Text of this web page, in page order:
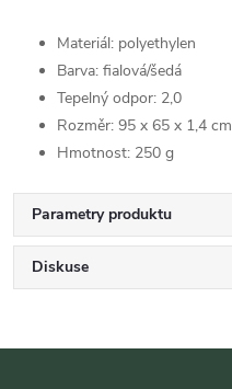
Materiál: polyethylen
Barva: fialová/šedá
Tepelný odpor: 2,0
Rozměr: 95 x 65 x 1,4 cm
Hmotnost: 250 g
Parametry produktu
Diskuse